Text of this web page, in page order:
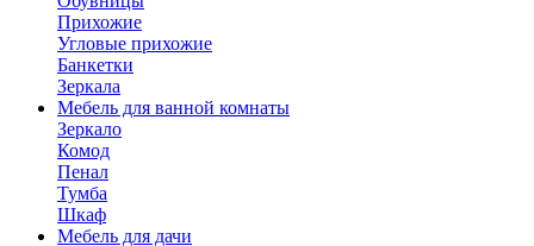
Прихожие
Угловые прихожие
Банкетки
Зеркала
Мебель для ванной комнаты
Зеркало
Комод
Пенал
Тумба
Шкаф
Мебель для дачи